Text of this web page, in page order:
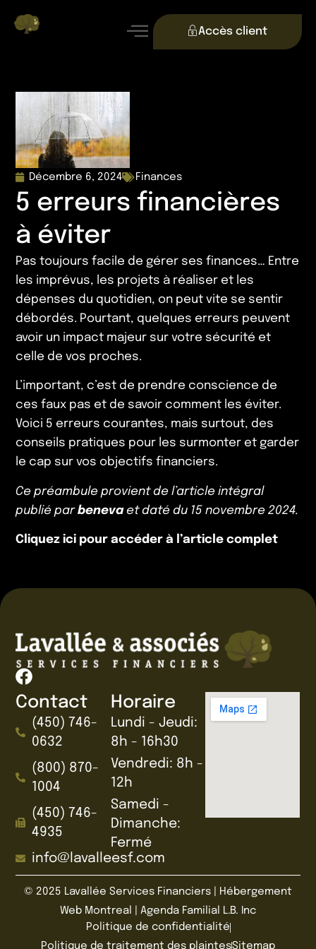
Accès client
Décembre 6, 2024 Finances
5 erreurs financières
à éviter
Pas toujours facile de gérer ses finances… Entre
les imprévus, les projets à réaliser et les
dépenses du quotidien, on peut vite se sentir
débordés. Pourtant, quelques erreurs peuvent
avoir un impact majeur sur votre sécurité et
celle de vos proches.
L’important, c’est de prendre conscience de
ces faux pas et de savoir comment les éviter.
Voici 5 erreurs courantes, mais surtout, des
conseils pratiques pour les surmonter et garder
le cap sur vos objectifs financiers.
Ce préambule provient de l’article intégral
publié parbenevaet daté du 15 novembre 2024.
Cliquez ici pour accéder à l’article complet
Contact
(450) 746-
0632
(800) 870-
1004
(450) 746-
4935
info@lavalleesf.com
Horaire
Lundi - Jeudi:
8h - 16h30
Vendredi: 8h -
12h
Samedi -
Dimanche:
Fermé
© 2025 Lavallée Services Financiers
Hébergement
Web Montreal
Agenda Familial L.B. Inc
Politique de confidentialité
Politique de traitement des plaintesSitemap